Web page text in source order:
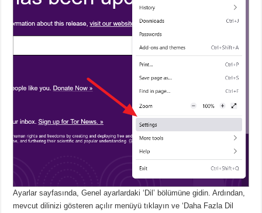
Ayarlar sayfasında, Genel ayarlardaki ‘Dil’ bölümüne gidin.Ardından,
mevcut dilinizi gösteren açılır menüyü tıklayın ve ‘Daha Fazla Dil